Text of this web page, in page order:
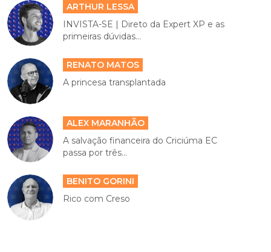
ARTHUR LESSA
INVISTA-SE | Direto da Expert XP e as
primeiras dúvidas...
RENATO MATOS
A princesa transplantada
ALEX MARANHÃO
A salvação financeira do Criciúma EC
passa por três...
BENITO GORINI
Rico com Creso